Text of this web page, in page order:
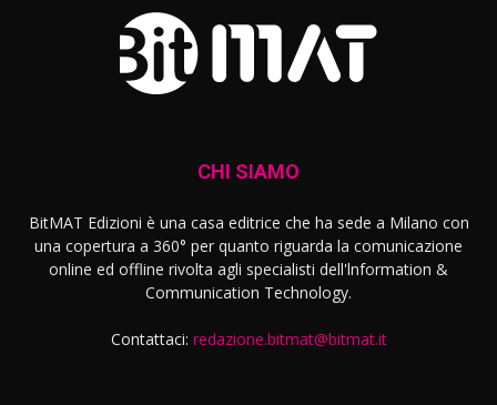
CHI SIAMO
BitMAT Edizioni è una casa editrice che ha sede a Milano con
una copertura a 360° per quanto riguarda la comunicazione
online ed offline rivolta agli specialisti dell'lnformation &
Communication Technology.
Contattaci: redazione.bitmat@bitmat.it